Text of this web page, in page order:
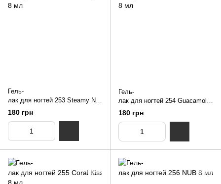
Гель-
лак для ногтей 253 Steamy NU
B 8 мл
180 грн
Гель-
лак для ногтей 254 Guacamole
NUB 8 мл
180 грн